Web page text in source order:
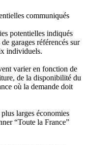
communiqués
potentielles indiqués
garages référencés sur
individuels.
varier en fonction de
de la disponibilité du
où la demande doit
larges économies
“Toute la France”